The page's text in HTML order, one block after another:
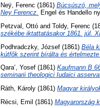
Neÿ, Ferenc (1861) Búcsúszó,
Ney Ferencz.
Engel és Handello
Petzval, Ottó and Toldy, Ferenc
székébe iktattatásakor 1861. júl.
Podhradczky, József (1861) Béla
kútfők szerint bírálta és
Qara’, Yosef (1861) Kaufmann B
seminarii theologici Iudaici
Ráth, Károly (1861) Magyar
Récsi, Emil (1861) Magyarország